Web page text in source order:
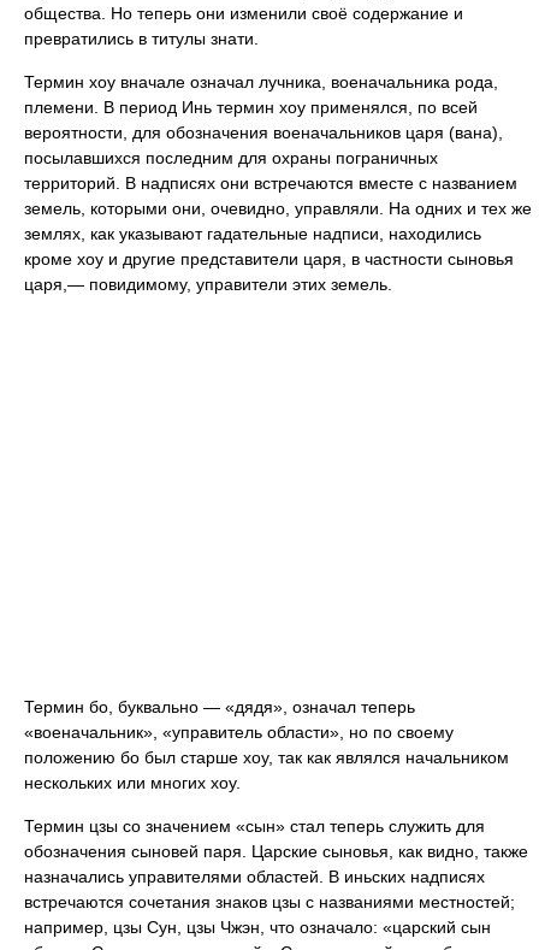
общества. Но теперь они изменили своё содержание и
превратились в титулы знати.
Термин хоу вначале означал лучника, военачальника рода,
племени. В период Инь термин хоу применялся, по всей
вероятности, для обозначения военачальников царя (вана),
посылавшихся последним для охраны пограничных
территорий. В надписях они встречаются вместе с названием
земель, которыми они, очевидно, управляли. На одних и тех же
землях, как указывают гадательные надписи, находились
кроме хоу и другие представители царя, в частности сыновья
царя,— повидимому, управители этих земель.
Термин бо, буквально — «дядя», означал теперь
«военачальник», «управитель области», но по своему
положению бо был старше хоу, так как являлся начальником
нескольких или многих хоу.
Термин цзы со значением «сын» стал теперь служить для
обозначения сыновей паря. Царские сыновья, как видно, также
назначались управителями областей. В иньских надписях
встречаются сочетания знаков цзы с названиями местностей;
например, цзы Сун, цзы Чжэн, что означало: «царский сын